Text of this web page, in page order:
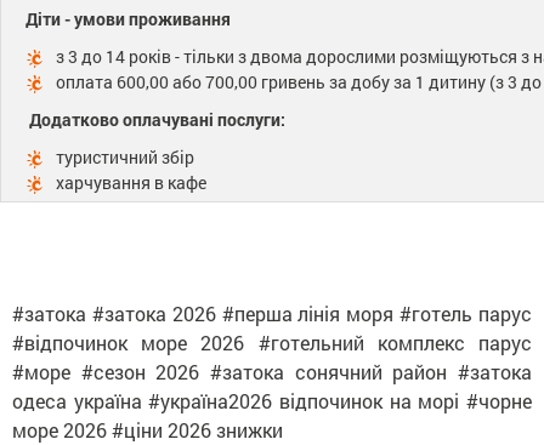
Діти - умови проживання
з 3 до 14 років - тільки з двома дорослими розміщуються з
оплата 600,00 або 700,00 гривень за добу за 1 дитину (з 3
​​ Додатково оплачувані послуги:
туристичний збір
харчування в кафе
#затока #затока 2026 #перша лінія моря #готель парус
#відпочинок море 2026 #готельний комплекс парус
#море #сезон 2026 #затока сонячний район #затока
одеса ​​україна #україна2026 відпочинок на морі #чорне
море 2026 #ціни 2026 знижки